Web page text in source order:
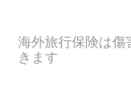
海外旅行保険は傷
きます